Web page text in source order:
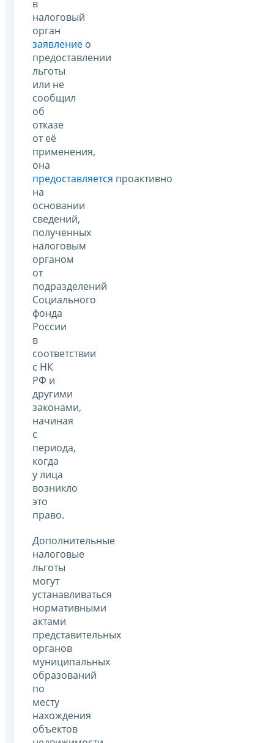
в
налоговый
орган
заявление о
предоставлении
льготы
или не
сообщил
об
отказе
от её
применения,
она
предоставляется проактивно
на
основании
сведений,
полученных
налоговым
органом
от
подразделений
Социального
фонда
России
в
соответствии
с НК
РФ и
другими
законами,
начиная
с
периода,
когда
у лица
возникло
это
право.
Дополнительные
налоговые
льготы
могут
устанавливаться
нормативными
актами
представительных
органов
муниципальных
образований
по
месту
нахождения
объектов